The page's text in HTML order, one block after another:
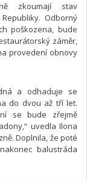
zkoumají stav
Odborný
poškozena, bude
záměr,
provedení obnovy
a odhaduje se
do dvou až tří let.
se bude zřejmě
uvedla Ilona
Doplnila, že poté
balustráda